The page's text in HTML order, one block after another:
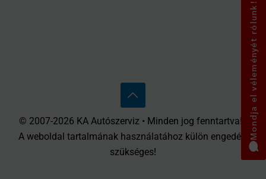
Mondja el véleményét rólunk!
© 2007-2026 KA Autószerviz • Minden jog fenntartva! •
A weboldal tartalmának használatához külön engedély
szükséges!